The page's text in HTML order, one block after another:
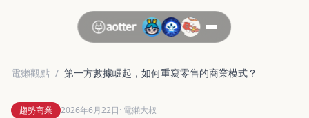
電獺觀點 / 第一方數據崛起，如何重寫零售的商業模式？
趨勢商業 2026年6月22日· 電獺大叔